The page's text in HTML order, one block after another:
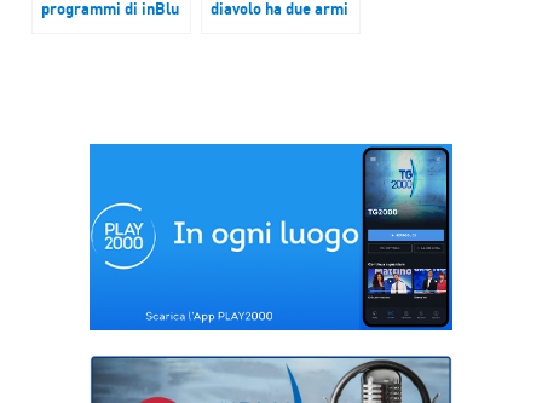
programmi di inBlu
diavolo ha due armi